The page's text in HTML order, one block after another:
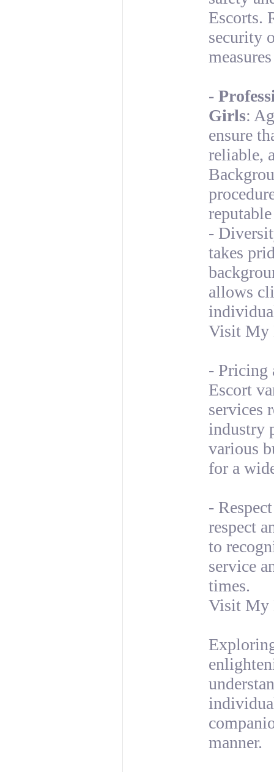
Escorts.
security
-
Girls:
ensure
reliable,
-
takes
allows
Visit My
- Pricing
Escort
services
industry
various
for a
-
respect
to
service
times.
Visit My
manner.